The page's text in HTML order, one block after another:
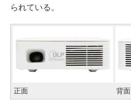
られている。
正面 背面